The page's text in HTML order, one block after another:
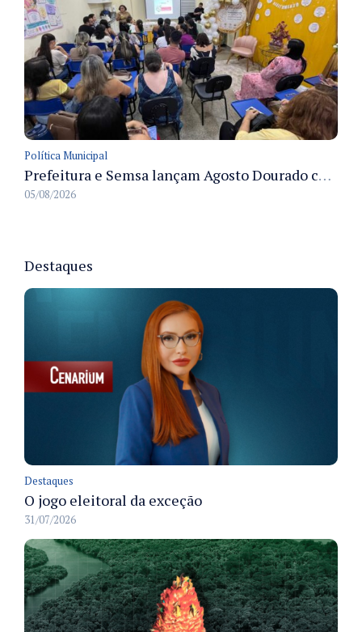
Política Municipal
Prefeitura e Semsa lançam Agosto Dourado com ações para fortalecer o aleitamento materno em Manaus
05/08/2026
Destaques
Destaques
O jogo eleitoral da exceção
31/07/2026